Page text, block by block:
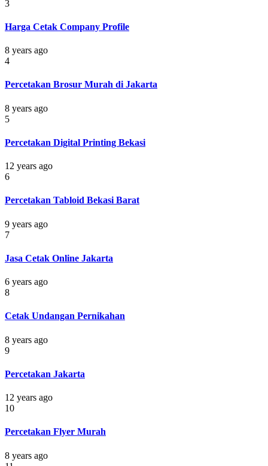
3
Harga Cetak Company Profile
8 years ago
4
Percetakan Brosur Murah di Jakarta
8 years ago
5
Percetakan Digital Printing Bekasi
12 years ago
6
Percetakan Tabloid Bekasi Barat
9 years ago
7
Jasa Cetak Online Jakarta
6 years ago
8
Cetak Undangan Pernikahan
8 years ago
9
Percetakan Jakarta
12 years ago
10
Percetakan Flyer Murah
8 years ago